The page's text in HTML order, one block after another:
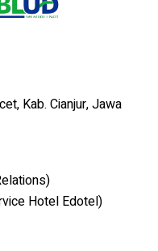
Kab. Cianjur, Jawa
Hotel Edotel)